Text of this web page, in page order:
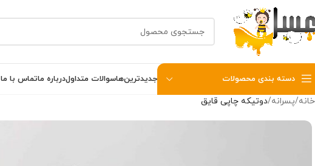
دسته بندی محصولات جدیدترین‌هاسوالات متداولدرباره ماتماس با ما
خانه پسرانه دوتیکه چاپی قایق